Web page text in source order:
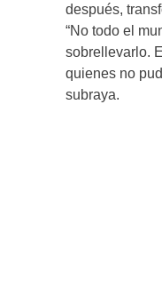
después,
“No todo el
sobrellevarlo.
quienes no
subraya.